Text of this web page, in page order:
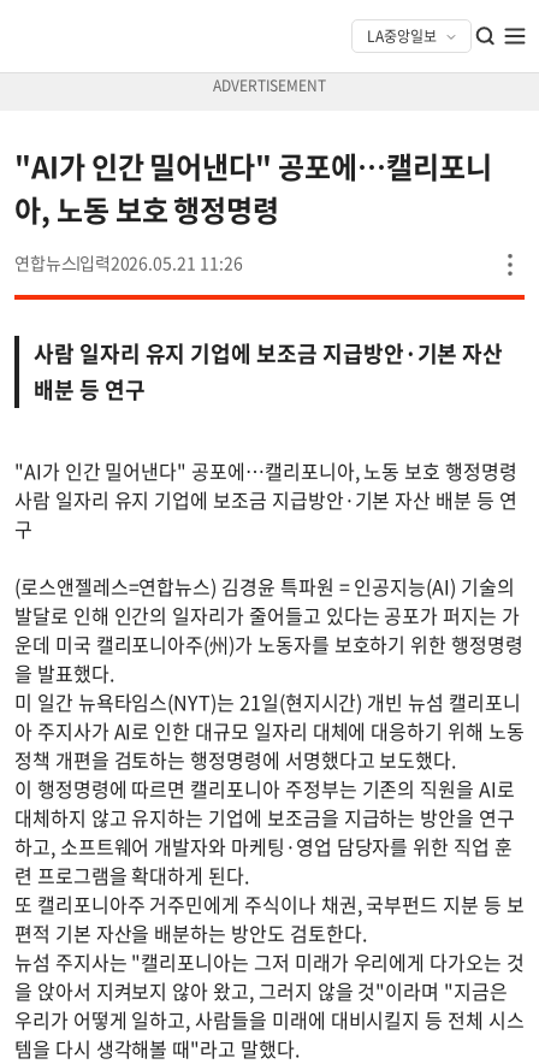
"AI가 인간 밀어낸다" 공포에…캘리포니
아, 노동 보호 행정명령
연합뉴스 2026.05.21 11:26
사람 일자리 유지 기업에 보조금 지급방안·기본 자산
배분 등 연구
"AI가 인간 밀어낸다" 공포에…캘리포니아, 노동 보호 행정명령
사람 일자리 유지 기업에 보조금 지급방안·기본 자산 배분 등 연
구
(로스앤젤레스=연합뉴스) 김경윤 특파원 = 인공지능(AI) 기술의
발달로 인해 인간의 일자리가 줄어들고 있다는 공포가 퍼지는 가
운데 미국 캘리포니아주(州)가 노동자를 보호하기 위한 행정명령
을 발표했다.
미 일간 뉴욕타임스(NYT)는 21일(현지시간) 개빈 뉴섬 캘리포니
아 주지사가 AI로 인한 대규모 일자리 대체에 대응하기 위해 노동
정책 개편을 검토하는 행정명령에 서명했다고 보도했다.
이 행정명령에 따르면 캘리포니아 주정부는 기존의 직원을 AI로
대체하지 않고 유지하는 기업에 보조금을 지급하는 방안을 연구
하고, 소프트웨어 개발자와 마케팅·영업 담당자를 위한 직업 훈
련 프로그램을 확대하게 된다.
또 캘리포니아주 거주민에게 주식이나 채권, 국부펀드 지분 등 보
편적 기본 자산을 배분하는 방안도 검토한다.
뉴섬 주지사는 "캘리포니아는 그저 미래가 우리에게 다가오는 것
을 앉아서 지켜보지 않아 왔고, 그러지 않을 것"이라며 "지금은
우리가 어떻게 일하고, 사람들을 미래에 대비시킬지 등 전체 시스
템을 다시 생각해볼 때"라고 말했다.